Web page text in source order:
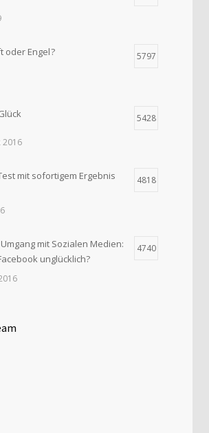
oder Engel ? 5797
5428
2016
mit sofortigem Ergebnis
4818
mit Sozialen Medien:
unglücklich?
4740